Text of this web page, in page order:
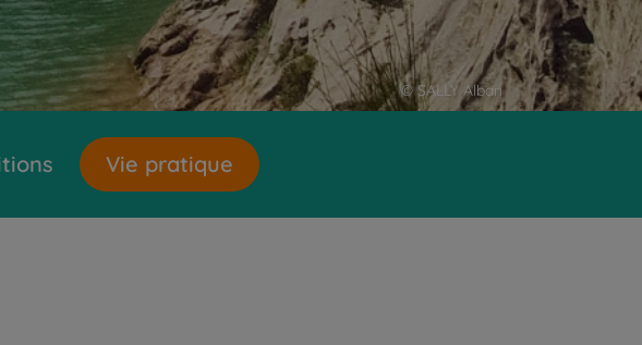
© SALLY Alban
Vie pratique